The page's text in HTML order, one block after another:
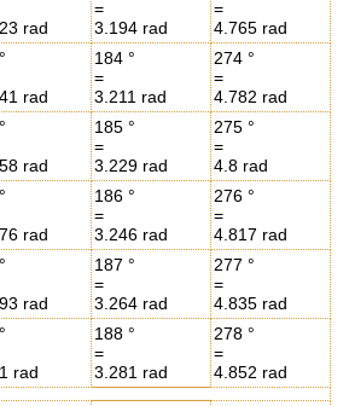
rad
=
3.194 rad
=
4.765 rad
rad
184 °
=
3.211 rad
274 °
=
4.782 rad
rad
185 °
=
3.229 rad
275 °
=
4.8 rad
rad
186 °
=
3.246 rad
276 °
=
4.817 rad
rad
187 °
=
3.264 rad
277 °
=
4.835 rad
rad
188 °
=
3.281 rad
278 °
=
4.852 rad